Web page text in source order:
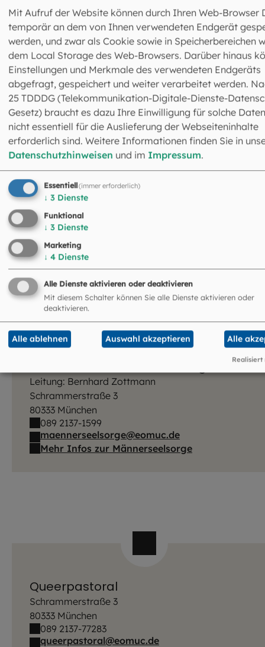
Fachbereich Frauenseelsorge
Leitung: Irmgard Huber
80333 München
089 2137-1437
089 2137-271794
frauenseelsorge@eomuc.de
Mehr Infos zur Frauenseelsorge
Leitung: Bernhard Zottmann
Schrammerstraße 3
80333 München
089 2137-1599
maennerseelsorge@eomuc.de
Mehr Infos zur Männerseelsorge
Queerpastoral
Schrammerstraße 3
80333 München
089 2137-77283
queerpastoral@eomuc.de
Mit Aufruf der Website können durch Ihren Web-Browser
temporär an dem von Ihnen verwendeten Endgerät
werden, und zwar als Cookie sowie in Speicherbereichen
dem Local Storage des Web-Browsers. Darüber hinaus
Einstellungen und Merkmale des verwendeten Endgeräts
abgefragt, gespeichert und weiter verarbeitet werden.
25 TDDDG (Telekommunikation-Digitale-Dienste-
Gesetz) braucht es dazu Ihre Einwilligung für solche
nicht essentiell für die Auslieferung der Webseiteninhalte
erforderlich sind. Weitere Informationen finden Sie in
Datenschutzhinweisen und im Impressum.
Essentiell(immer erforderlich)
↓ 3 Dienste
Funktional
↓ 3 Dienste
Marketing
↓ 4 Dienste
Alle Dienste aktivieren oder deaktivieren
Mit diesem Schalter können Sie alle Dienste aktivieren oder
deaktivieren.
Alle ablehnen Auswahl akzeptieren Alle
Realisiert